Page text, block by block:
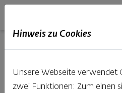
Backstube
Hinweis zu Cookies
Unsere Webseite verwendet
zwei Funktionen: Zum einen